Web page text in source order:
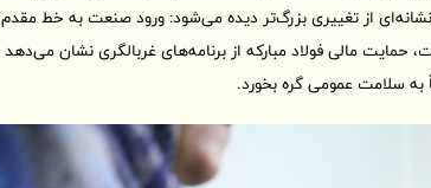
از تغییری بزرگ‌تر دیده می‌شود: ورود صنعت به خط مقدم
مالی فولاد مبارکه از برنامه‌های غربالگری نشان می‌دهد
به سلامت عمومی گره بخورد.